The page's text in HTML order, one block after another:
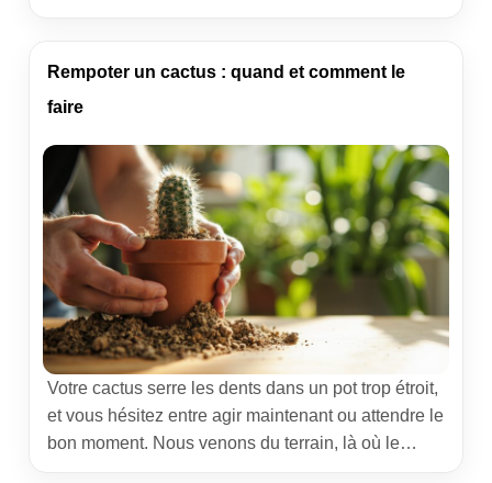
pédagogiques proches de la métropole où l’on
touche du doigt la réalité des élevages, des
Rempoter un cactus : quand et comment le
faire
Votre cactus serre les dents dans un pot trop étroit,
et vous hésitez entre agir maintenant ou attendre le
bon moment. Nous venons du terrain, là où le